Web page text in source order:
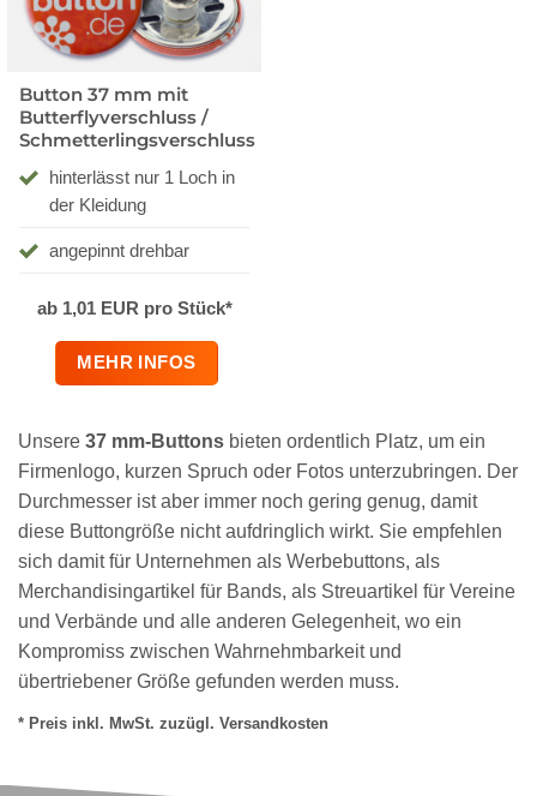
Button 37 mm mit
Butterflyverschluss /
Schmetterlingsverschluss
hinterlässt nur 1 Loch in
der Kleidung
angepinnt drehbar
ab 1,01 EUR pro Stück*
MEHR INFOS
Unsere 37 mm-Buttons bieten ordentlich Platz, um ein
Firmenlogo, kurzen Spruch oder Fotos unterzubringen. Der
Durchmesser ist aber immer noch gering genug, damit
diese Buttongröße nicht aufdringlich wirkt. Sie empfehlen
sich damit für Unternehmen als Werbebuttons, als
Merchandisingartikel für Bands, als Streuartikel für Vereine
und Verbände und alle anderen Gelegenheit, wo ein
Kompromiss zwischen Wahrnehmbarkeit und
übertriebener Größe gefunden werden muss.
* Preis inkl. MwSt. zuzügl. Versandkosten